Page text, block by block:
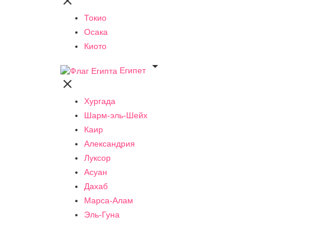
Токио
Осака
Киото
Египет


Хургада
Шарм-эль-Шейх
Каир
Александрия
Луксор
Асуан
Дахаб
Марса-Алам
Эль-Гуна